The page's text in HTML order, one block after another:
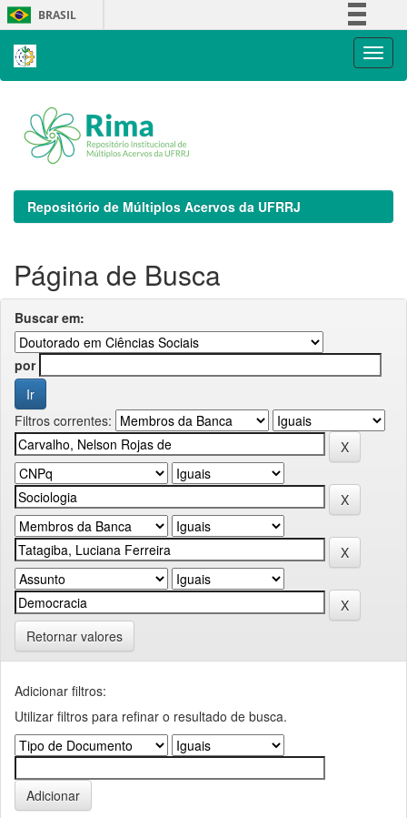
Skip
navigation
BRASIL
Repositório de Múltiplos Acervos da UFRRJ
Página de Busca
Buscar em:
por
Filtros correntes:
Retornar valores
Adicionar filtros:
Utilizar filtros para refinar o resultado de busca.